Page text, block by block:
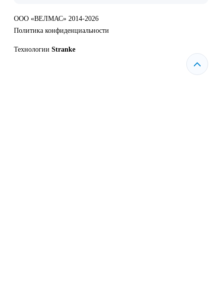
ООО «ВЕЛМАС» 2014-2026
Политика конфиденциальности
Технологии Stranke